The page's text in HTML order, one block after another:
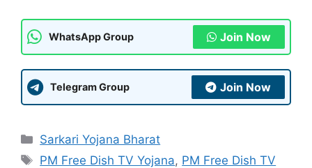
WhatsApp Group Join Now
Telegram Group Join Now
Categories
Sarkari Yojana Bharat
Tags
PM Free Dish TV Yojana, PM Free Dish TV